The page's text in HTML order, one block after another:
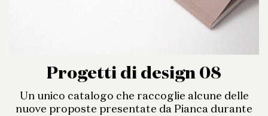
Progetti di design 08
Un unico catalogo che raccoglie alcune delle
nuove proposte presentate da Pianca durante